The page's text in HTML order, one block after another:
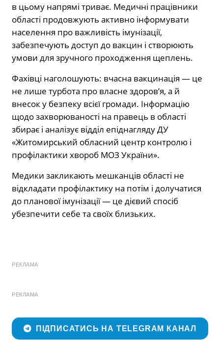
в цьому напрямі триває. Медичні працівники
області продовжують активно інформувати
населення про важливість імунізації,
забезпечують доступ до вакцин і створюють
умови для зручного проходження щеплень.
Фахівці наголошують: вчасна вакцинація — це
не лише турбота про власне здоров’я, а й
внесок у безпеку всієї громади. Інформацію
щодо захворюваності на правець в області
збирає і аналізує відділ епіднагляду ДУ
«Житомирський обласний центр контролю і
профілактики хвороб МОЗ України».
Медики закликають мешканців області не
відкладати профілактику на потім і долучатися
до планової імунізації — це дієвий спосіб
убезпечити себе та своїх близьких.
РЕКЛАМА
РЕКЛАМА
ПІДПИСАТИСЬ НА TELEGRAM КАНАЛ